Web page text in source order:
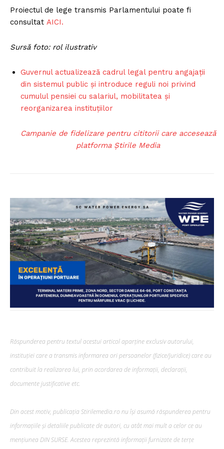
Proiectul de lege transmis Parlamentului poate fi
consultat AICI.
Sursă foto: rol ilustrativ
Guvernul actualizează cadrul legal pentru angajații
din sistemul public și introduce reguli noi privind
cumulul pensiei cu salariul, mobilitatea și
reorganizarea instituțiilor
Campanie de fidelizare pentru cititorii care accesează
platforma Știrile Media
Răspunderea pentru textul acestui articol aparține exclusiv autorului,
instituției care a transmis informarea ori persoanelor (fizice/juridice) care au
contribuit la realizarea lui, prin acordarea de informații, declarații,
documente justificative etc.
Din acest motiv, publicația Stirilemedia.ro nu își asumă răspunderea pentru
informațiile și detaliile publicate de autori, cu atât mai mult a celor ce au
mențiunea DIN SURSE. Acestea reprezintă informații furnizate de terțe